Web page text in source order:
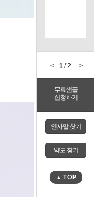
인사말 찾기
약도 찾기
▲ TOP
< >
1/2
무료샘플
신청하기